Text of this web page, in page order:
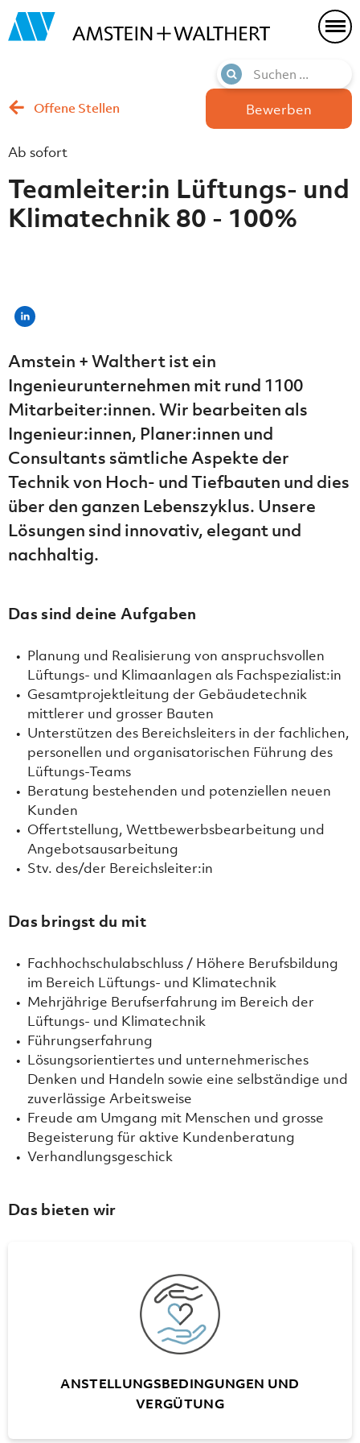
Bewerben
Offene Stellen
Ab sofort
Teamleiter:in Lüftungs- und
Klimatechnik 80 - 100%
Amstein + Walthert ist ein
Ingenieurunternehmen mit rund 1100
Mitarbeiter:innen. Wir bearbeiten als
Ingenieur:innen, Planer:innen und
Consultants sämtliche Aspekte der
Technik von Hoch- und Tiefbauten und dies
über den ganzen Lebenszyklus. Unsere
Lösungen sind innovativ, elegant und
nachhaltig.
Das sind deine Aufgaben
Planung und Realisierung von anspruchsvollen
Lüftungs- und Klimaanlagen als Fachspezialist:in
Gesamtprojektleitung der Gebäudetechnik
mittlerer und grosser Bauten
Unterstützen des Bereichsleiters in der fachlichen,
personellen und organisatorischen Führung des
Lüftungs-Teams
Beratung bestehenden und potenziellen neuen
Kunden
Offertstellung, Wettbewerbsbearbeitung und
Angebotsausarbeitung
Stv. des/der Bereichsleiter:in
Das bringst du mit
Fachhochschulabschluss / Höhere Berufsbildung
im Bereich Lüftungs- und Klimatechnik
Mehrjährige Berufserfahrung im Bereich der
Lüftungs- und Klimatechnik
Führungserfahrung
Lösungsorientiertes und unternehmerisches
Denken und Handeln sowie eine selbständige und
zuverlässige Arbeitsweise
Freude am Umgang mit Menschen und grosse
Begeisterung für aktive Kundenberatung
Verhandlungsgeschick
Das bieten wir
ANSTELLUNGSBEDINGUNGEN UND
VERGÜTUNG
Flexible Arbeitszeiten
25 Ferientage, ab 55 Jahren 30 Tage
Unbezahlter Urlaub bis zu 6 Monate
Treueprämien für Dienstjubiläen im
Fünfjahresrythmus (nach 10 DJ)